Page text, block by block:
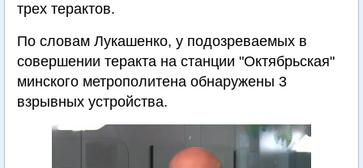
трех терактов.
По словам Лукашенко, у подозреваемых в
совершении теракта на станции "Октябрьская"
минского метрополитена обнаружены 3
взрывных устройства.